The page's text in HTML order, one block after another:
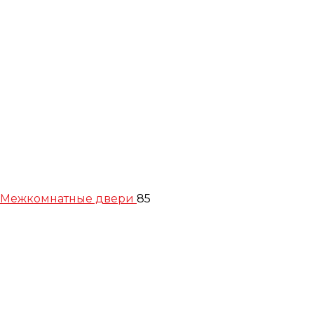
Межкомнатные двери 85